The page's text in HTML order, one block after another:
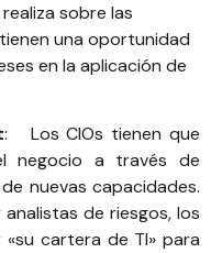
sobre las
una oportunidad
en la aplicación de
: Los CIOs tienen que
negocio a través de
nuevas capacidades.
de riesgos, los
cartera de TI» para